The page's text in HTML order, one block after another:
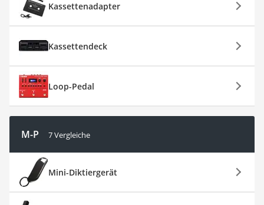
Kassettenadapter
Kassettendeck
Loop-Pedal
M-P 7 Vergleiche
Mini-Diktiergerät